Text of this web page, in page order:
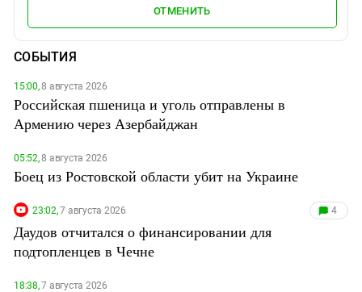
ОТМЕНИТЬ
СОБЫТИЯ
15:00,8 августа 2026
Российская пшеница и уголь отправлены в
Армению через Азербайджан
05:52,8 августа 2026
Боец из Ростовской области убит на Украине
23:02,7 августа 2026 4
Даудов отчитался о финансировании для
подтопленцев в Чечне
18:38,7 августа 2026